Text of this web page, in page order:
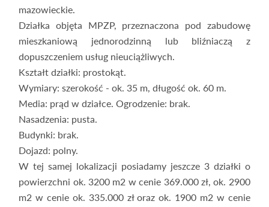
mazowieckie.
Działka objęta MPZP, przeznaczona pod zabudowę
mieszkaniową jednorodzinną lub bliźniaczą z
dopuszczeniem usług nieuciążliwych.
Kształt działki: prostokąt.
Wymiary: szerokość - ok. 35 m, długość ok. 60 m.
Media: prąd w działce. Ogrodzenie: brak.
Nasadzenia: pusta.
Budynki: brak.
Dojazd: polny.
W tej samej lokalizacji posiadamy jeszcze 3 działki o
powierzchni ok. 3200 m2 w cenie 369.000 zł, ok. 2900
m2 w cenie ok. 335.000 zł oraz ok. 1900 m2 w cenie